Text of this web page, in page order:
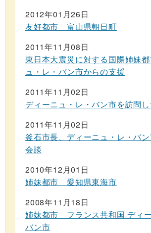
2012年01月26日
友好都市 富山県朝日町
2011年11月08日
東日本大震災に対する国際姉妹
ュ・レ・バン市からの支援
2011年11月02日
ディーニュ・レ・バン市を訪問
2011年11月02日
釜石市長、ディーニュ・レ・バ
会談
2010年12月01日
姉妹都市 愛知県東海市
2008年11月18日
姉妹都市 フランス共和国 ディ
バン市